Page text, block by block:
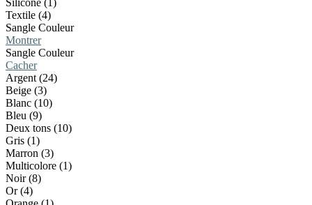
Silicone (1)
Textile (4)
Sangle Couleur
Montrer
Sangle Couleur
Cacher
Argent (24)
Beige (3)
Blanc (10)
Bleu (9)
Deux tons (10)
Gris (1)
Marron (3)
Multicolore (1)
Noir (8)
Or (4)